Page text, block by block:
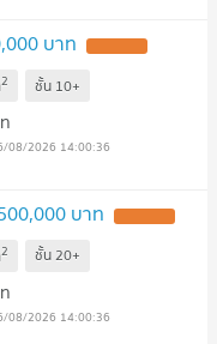
บาท
2 ชั้น 10+
08/2026 14:00:36
บาท
2 ชั้น20+
08/2026 14:00:36